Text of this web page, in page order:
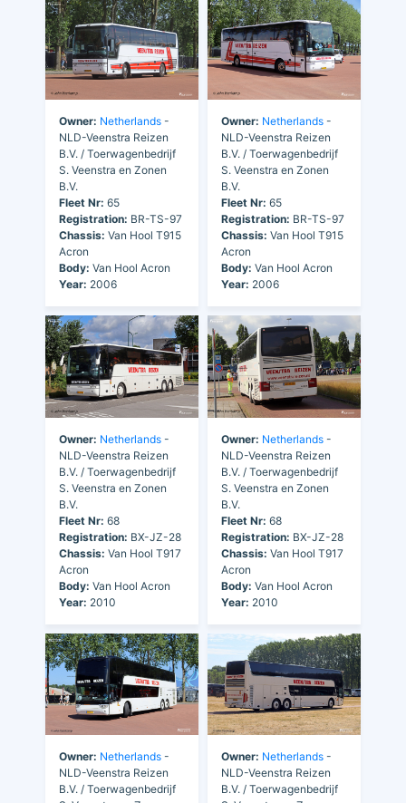
Owner: Netherlands -
NLD-Veenstra Reizen
B.V. / Toerwagenbedrijf
S. Veenstra en Zonen
B.V.
Fleet Nr: 65
Registration: BR-TS-97
Chassis: Van Hool T915
Acron
Body: Van Hool Acron
Year: 2006
Owner: Netherlands -
NLD-Veenstra Reizen
B.V. / Toerwagenbedrijf
S. Veenstra en Zonen
B.V.
Fleet Nr: 65
Registration: BR-TS-97
Chassis: Van Hool T915
Acron
Body: Van Hool Acron
Year: 2006
Owner: Netherlands -
NLD-Veenstra Reizen
B.V. / Toerwagenbedrijf
S. Veenstra en Zonen
B.V.
Fleet Nr: 68
Registration: BX-JZ-28
Chassis: Van Hool T917
Acron
Body: Van Hool Acron
Year: 2010
Owner: Netherlands -
NLD-Veenstra Reizen
B.V. / Toerwagenbedrijf
S. Veenstra en Zonen
B.V.
Fleet Nr: 68
Registration: BX-JZ-28
Chassis: Van Hool T917
Acron
Body: Van Hool Acron
Year: 2010
Owner: Netherlands -
NLD-Veenstra Reizen
B.V. / Toerwagenbedrijf
Owner: Netherlands -
NLD-Veenstra Reizen
B.V. / Toerwagenbedrijf